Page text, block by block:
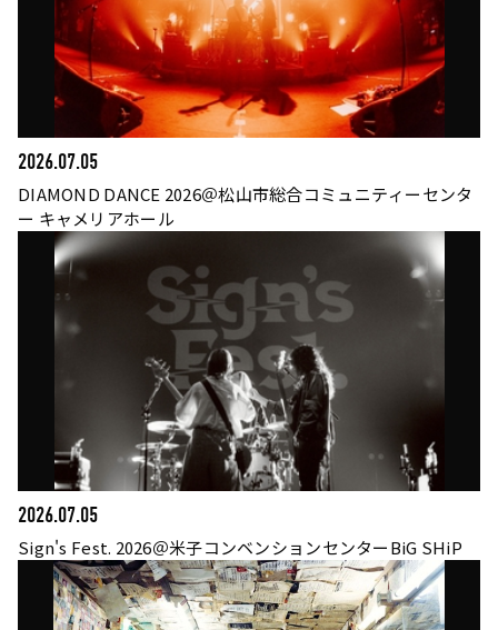
2026.07.05
DIAMOND DANCE 2026＠松山市総合コミュニティーセンタ
ー キャメリアホール
2026.07.05
Sign's Fest. 2026＠米子コンベンションセンターBiG SHiP